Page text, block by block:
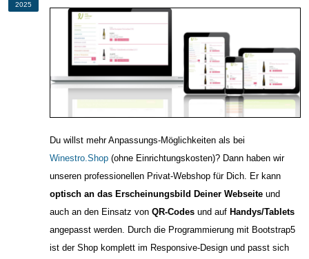
2025
Du willst mehr Anpassungs-Möglichkeiten als bei
Winestro.Shop (ohne Einrichtungskosten)? Dann haben wir
unseren professionellen Privat-Webshop für Dich. Er kann
optisch an das Erscheinungsbild Deiner Webseite und
auch an den Einsatz von QR-Codes und auf Handys/Tablets
angepasst werden. Durch die Programmierung mit Bootstrap5
ist der Shop komplett im Responsive-Design und passt sich